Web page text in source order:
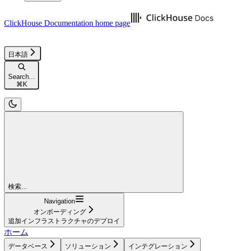
ClickHouse Documentation home page
日本語
Search...
⌘ K
検索...
Navigation
オンボーディング
追加インフラストラクチャのデプロイ
ホーム
データベース ソリューション
インテグレーション